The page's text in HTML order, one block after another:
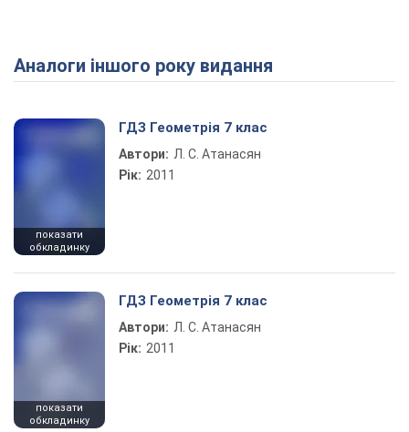
Play Video
Аналоги іншого року видання
показати
обкладинку
ГДЗ Геометрія 7 клас
Автори: Л. С. Атанасян
Рік: 2011
показати
обкладинку
ГДЗ Геометрія 7 клас
Автори: Л. С. Атанасян
Рік: 2011